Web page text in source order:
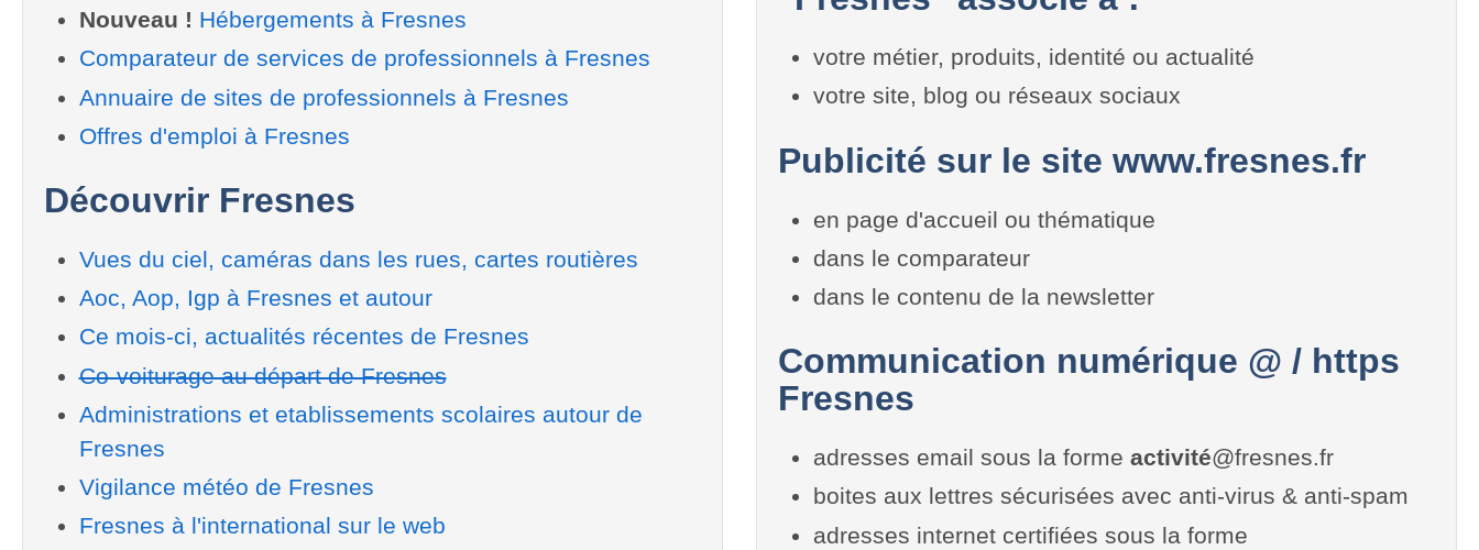
Nouveau ! Hébergements à Fresnes
Comparateur de services de professionnels à Fresnes
Annuaire de sites de professionnels à Fresnes
Offres d'emploi à Fresnes
Découvrir Fresnes
Vues du ciel, caméras dans les rues, cartes routières
Aoc, Aop, Igp à Fresnes et autour
Ce mois-ci, actualités récentes de Fresnes
Co-voiturage au départ de Fresnes
Administrations et etablissements scolaires autour de
Fresnes
Vigilance météo de Fresnes
Fresnes à l'international sur le web
votre métier, produits, identité ou actualité
votre site, blog ou réseaux sociaux
Publicité sur le site www.fresnes.fr
en page d'accueil ou thématique
dans le comparateur
dans le contenu de la newsletter
Communication numérique @ / https
Fresnes
adresses email sous la forme activité@fresnes.fr
boites aux lettres sécurisées avec anti-virus & anti-spam
adresses internet certifiées sous la forme